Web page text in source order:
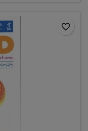
favorite_border